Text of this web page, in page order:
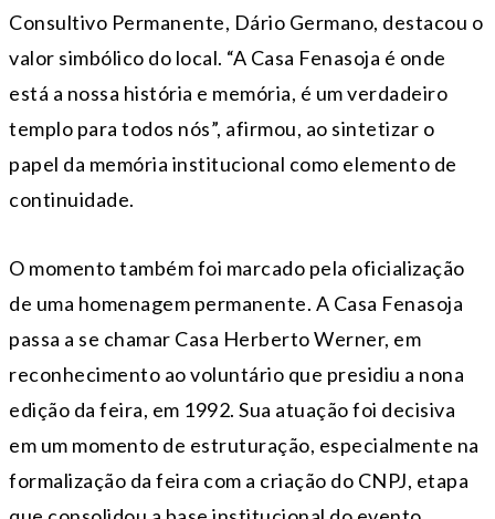
Consultivo Permanente, Dário Germano, destacou o
valor simbólico do local. “A Casa Fenasoja é onde
está a nossa história e memória, é um verdadeiro
templo para todos nós”, afirmou, ao sintetizar o
papel da memória institucional como elemento de
continuidade.
O momento também foi marcado pela oficialização
de uma homenagem permanente. A Casa Fenasoja
passa a se chamar Casa Herberto Werner, em
reconhecimento ao voluntário que presidiu a nona
edição da feira, em 1992. Sua atuação foi decisiva
em um momento de estruturação, especialmente na
formalização da feira com a criação do CNPJ, etapa